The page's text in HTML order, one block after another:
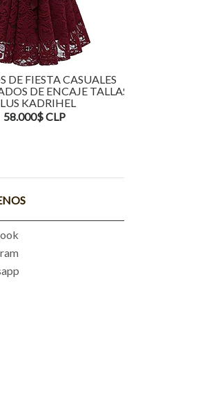
DE FIESTA CASUALES
DE ENCAJE TALLAS
KADRIHEL
58.000$ CLP